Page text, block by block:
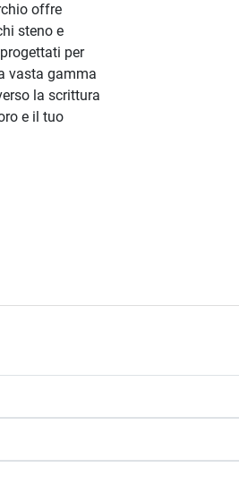
offre
steno e
per
vasta gamma
la scrittura
e il tuo